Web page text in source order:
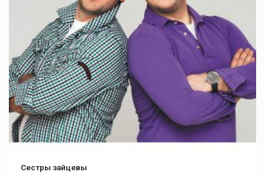
Сестры зайцевы